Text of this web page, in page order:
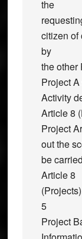
the
citizen of
by
the other
Project
Activity
Article 8
Project
out the
be
Article 8
5
Project